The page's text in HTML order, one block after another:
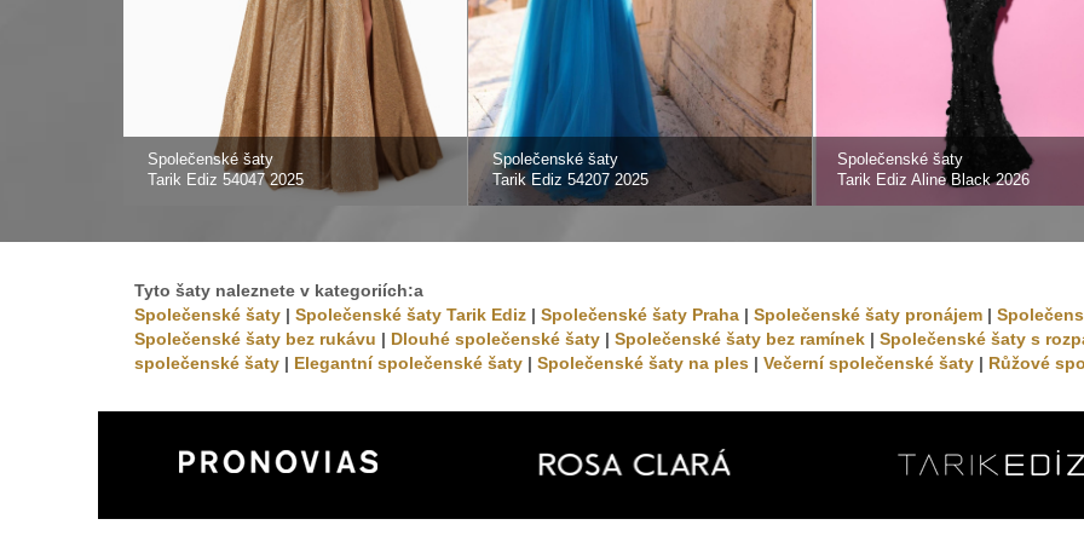
Společenské šaty
Tarik Ediz 54047 2025
Společenské šaty
Tarik Ediz 54207 2025
Společenské šaty
Tarik Ediz Aline Black 2026
Tyto šaty naleznete v kategoriích:a
Společenské šaty | Společenské šaty Tarik Ediz | Společenské šaty Praha | Společenské šaty pronájem |
Společenské šaty bez rukávu | Dlouhé společenské šaty | Společenské šaty bez ramínek | Společenské šaty s
společenské šaty | Elegantní společenské šaty | Společenské šaty na ples | Večerní společenské šaty | Růžové